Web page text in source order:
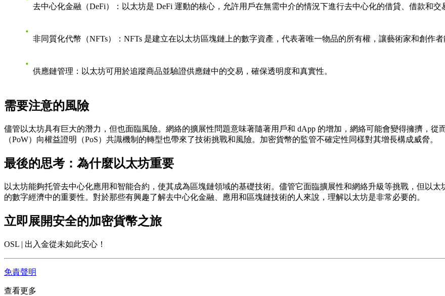
去中心化金融（DeFi） ：以太坊是 DeFi 運動的核心，允許用戶在無需中介的情況下進行去中心化的借貸、借款和交
非同質化代幣（NFTs） ：NFTs 是建立在以太坊區塊鏈上的數字資產，代表著唯一物品的所有權，讓藝術家和創作
供應鏈管理 ：以太坊可用於追蹤商品並驗證供應鏈中的交易，確保透明度和真實性。
需要注意的風險
儘管以太坊具有巨大的潛力，但也面臨風險。網絡的擴展性問題意味著隨著用戶和 dApp 的增加，網絡可能會變得擁擠，
（PoW）向權益證明（PoS）共識機制的轉型也帶來了技術挑戰和風險。加密貨幣的監管不確定性同樣對其增長構成威脅。
最後的思考：為什麼以太坊重要
以太坊能夠托管去中心化應用和智能合約，使其成為區塊鏈領域的基礎技術。儘管它面臨擴展性和網絡升級等挑戰，但以
的數字經濟中的重要性。對於那些有興趣了解去中心化金融、應用和區塊鏈技術的人來說，理解以太坊是非常必要的。
立即展開安全的加密貨幣之旅
OSL | 出入金從未如此安心！
免責聲明
查看更多